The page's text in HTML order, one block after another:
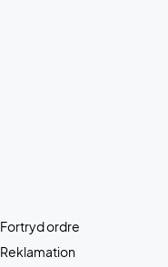
Fortryd ordre
Reklamation